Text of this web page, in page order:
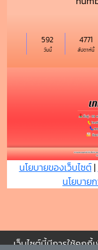
วันนี้
592
สัปดาห์นี้
4771
นโยบายของเว็บไซต์|
นโยบาย
เว็บไซต์นี้มีการใช้คุก